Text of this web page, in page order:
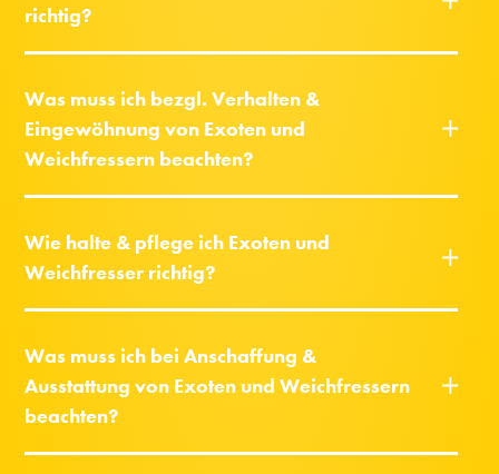
richtig?
Was muss ich bezgl. Verhalten &
Eingewöhnung von Exoten und
Weichfressern beachten?
Wie halte & pflege ich Exoten und
Weichfresser richtig?
Was muss ich bei Anschaffung &
Ausstattung von Exoten und Weichfressern
beachten?